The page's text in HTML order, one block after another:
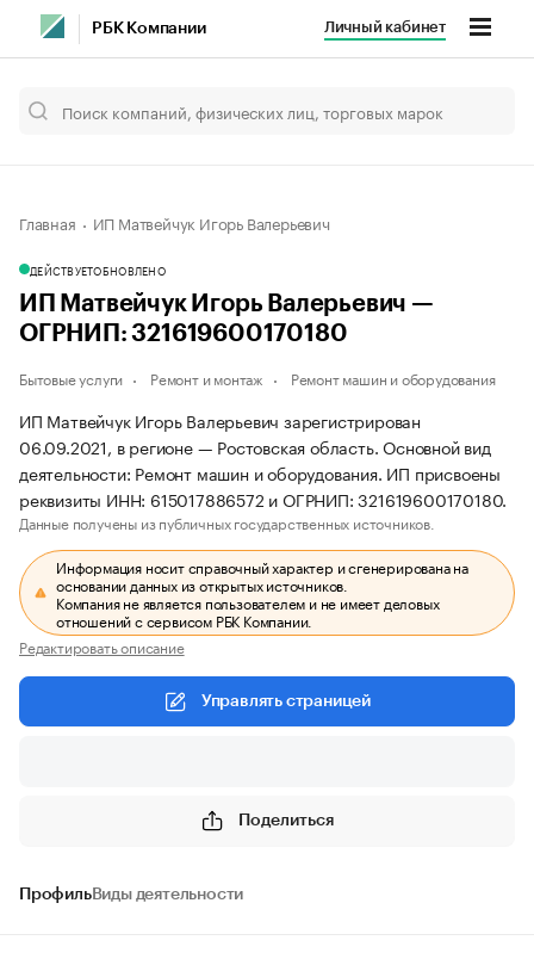
РБК Компании Личный кабинет
Главная ИП Матвейчук Игорь Валерьевич
ДЕЙСТВУЕТОБНОВЛЕНО
ИП Матвейчук Игорь Валерьевич —
ОГРНИП: 321619600170180
Бытовые услуги Ремонт и монтаж Ремонт машин и оборудования
ИП Матвейчук Игорь Валерьевич зарегистрирован
06.09.2021, в регионе — Ростовская область. Основной вид
деятельности: Ремонт машин и оборудования. ИП присвоены
реквизиты ИНН: 615017886572 и ОГРНИП: 321619600170180.
Данные получены из публичных государственных источников.
Информация носит справочный характер и сгенерирована на
основании данных из открытых источников.
Компания не является пользователем и не имеет деловых
отношений с сервисом РБК Компании.
Редактировать описание
Управлять страницей
Поделиться
ПрофильВиды деятельности